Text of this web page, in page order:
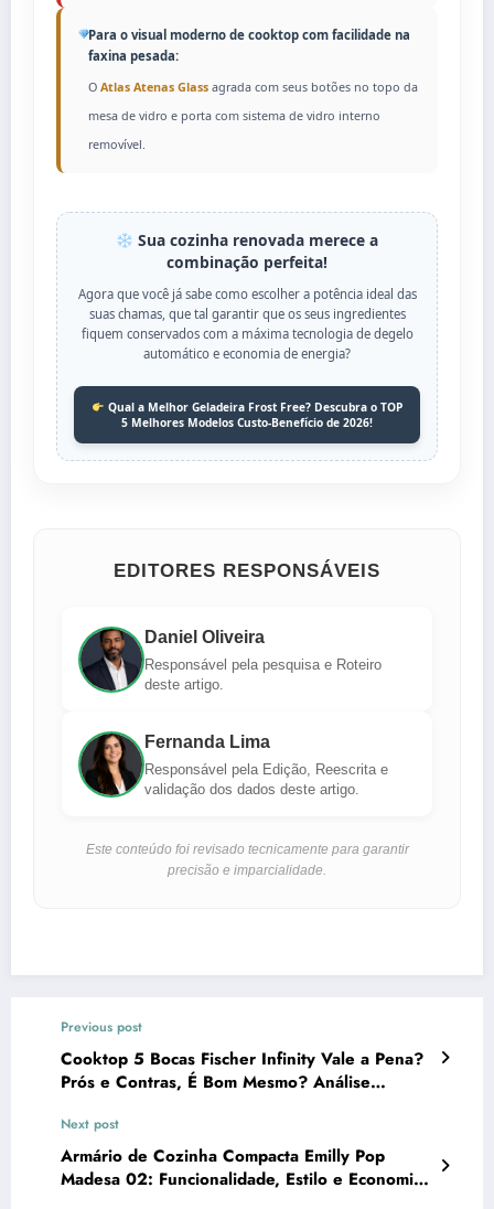
Para o visual moderno de cooktop com facilidade na
faxina pesada:
O Atlas Atenas Glassagrada com seus botões no topo da
mesa de vidro e porta com sistema de vidro interno
removível.
Sua cozinha renovada merece a
combinação perfeita!
Agora que você já sabe como escolher a potência ideal das
suas chamas, que tal garantir que os seus ingredientes
fiquem conservados com a máxima tecnologia de degelo
automático e economia de energia?
Qual a Melhor Geladeira Frost Free? Descubra o TOP
5 Melhores Modelos Custo-Benefício de 2026!
EDITORES RESPONSÁVEIS
Daniel Oliveira
Responsável pela pesquisa e Roteiro
deste artigo.
Fernanda Lima
Responsável pela Edição, Reescrita e
validação dos dados deste artigo.
Este conteúdo foi revisado tecnicamente para garantir
precisão e imparcialidade.
Previous post
Cooktop 5 Bocas Fischer Infinity Vale a Pena?
Prós e Contras, É Bom Mesmo? Análise
Next post
Armário de Cozinha Compacta Emilly Pop
Madesa 02: Funcionalidade, Estilo e Economia